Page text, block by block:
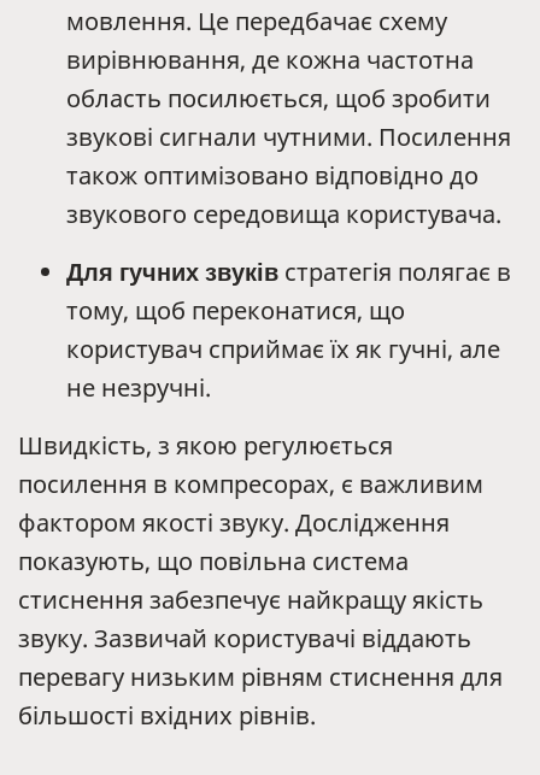
мовлення. Це передбачає схему
вирівнювання, де кожна частотна
область посилюється, щоб зробити
звукові сигнали чутними. Посилення
також оптимізовано відповідно до
звукового середовища користувача.
Для гучних звуків стратегія полягає в
тому, щоб переконатися, що
користувач сприймає їх як гучні, але
не незручні.
Швидкість, з якою регулюється
посилення в компресорах, є важливим
фактором якості звуку. Дослідження
показують, що повільна система
стиснення забезпечує найкращу якість
звуку. Зазвичай користувачі віддають
перевагу низьким рівням стиснення для
більшості вхідних рівнів.